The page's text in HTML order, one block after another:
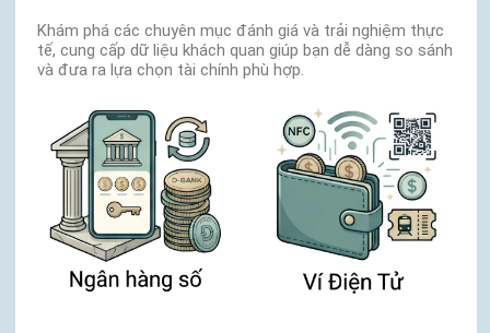
Khám phá các chuyên mục đánh giá và trải nghiệm thực
tế, cung cấp dữ liệu khách quan giúp bạn dễ dàng so sánh
và đưa ra lựa chọn tài chính phù hợp.